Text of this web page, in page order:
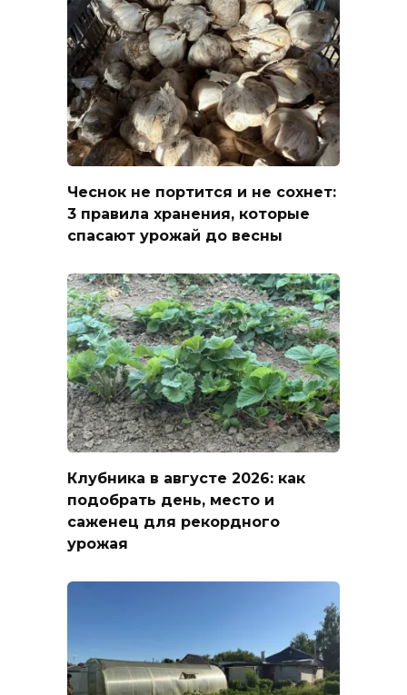
Чеснок не портится и не сохнет:
3 правила хранения, которые
спасают урожай до весны
Клубника в августе 2026: как
подобрать день, место и
саженец для рекордного
урожая